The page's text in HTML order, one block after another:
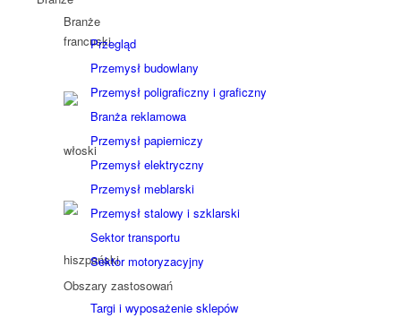
Branże
Przegląd
Przemysł budowlany
Przemysł poligraficzny i graficzny
Branża reklamowa
Przemysł papierniczy
Przemysł elektryczny
Przemysł meblarski
Przemysł stalowy i szklarski
Sektor transportu
Sektor motoryzacyjny
Obszary zastosowań
Targi i wyposażenie sklepów